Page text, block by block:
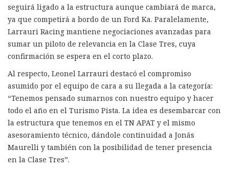
seguirá ligado a la estructura aunque cambiará de marca,
ya que competirá a bordo de un Ford Ka. Paralelamente,
Larrauri Racing mantiene negociaciones avanzadas para
sumar un piloto de relevancia en la Clase Tres, cuya
confirmación se espera en el corto plazo.
Al respecto, Leonel Larrauri destacó el compromiso
asumido por el equipo de cara a su llegada a la categoría:
“Tenemos pensado sumarnos con nuestro equipo y hacer
todo el año en el Turismo Pista. La idea es desembarcar con
la estructura que tenemos en el TN APAT y el mismo
asesoramiento técnico, dándole continuidad a Jonás
Maurelli y también con la posibilidad de tener presencia
en la Clase Tres”.